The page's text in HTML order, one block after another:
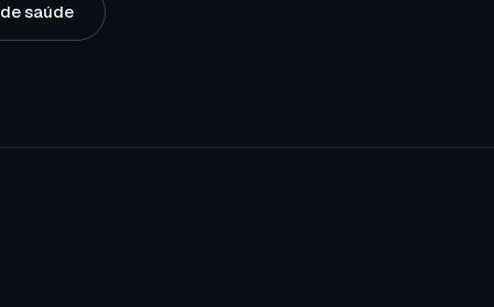
saúde